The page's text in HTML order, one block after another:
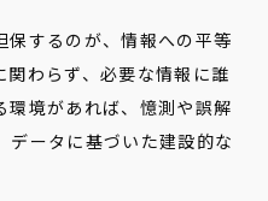
保するのが、情報への平等
関わらず、必要な情報に誰
環境があれば、憶測や誤解
データに基づいた建設的な